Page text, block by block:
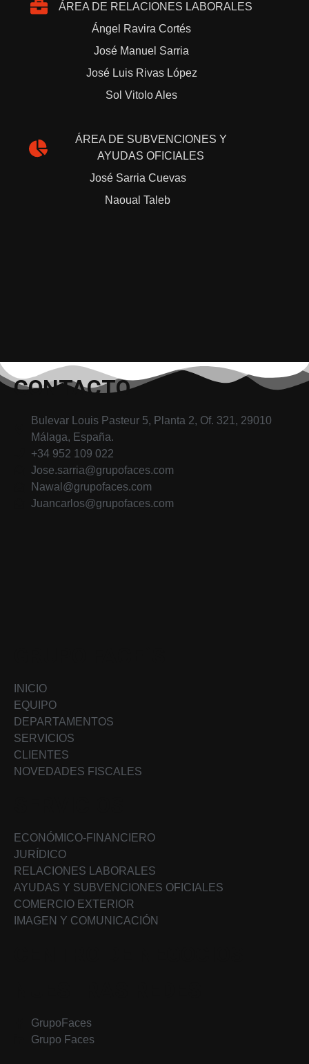
ÁREA DE RELACIONES LABORALES
Ángel Ravira Cortés
José Manuel Sarria
José Luis Rivas López
Sol Vitolo Ales
ÁREA DE SUBVENCIONES Y
AYUDAS OFICIALES
José Sarria Cuevas
Naoual Taleb
CONTACTO
Bulevar Louis Pasteur 5, Planta 2, Of. 321, 29010
Málaga, España.
+34 952 109 022
Jose.sarria@grupofaces.com
Nawal@grupofaces.com
Juancarlos@grupofaces.com
INICIO
EQUIPO
DEPARTAMENTOS
SERVICIOS
CLIENTES
NOVEDADES FISCALES
ECONÓMICO-FINANCIERO
JURÍDICO
RELACIONES LABORALES
AYUDAS Y SUBVENCIONES OFICIALES
COMERCIO EXTERIOR
IMAGEN Y COMUNICACIÓN
GrupoFaces
Grupo Faces